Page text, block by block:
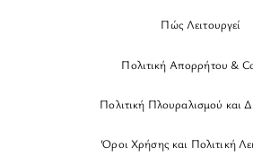
Πώς Λειτουργεί
Πολιτική Απορρήτου &
Πολιτική Πλουραλισμού και
Όροι Χρήσης και Πολιτική